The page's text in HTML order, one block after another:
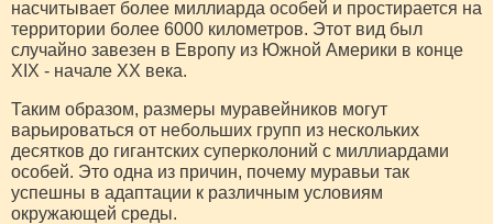
насчитывает более миллиарда особей и простирается на
территории более 6000 километров. Этот вид был
случайно завезен в Европу из Южной Америки в конце
XIX - начале XX века.
Таким образом, размеры муравейников могут
варьироваться от небольших групп из нескольких
десятков до гигантских суперколоний с миллиардами
особей. Это одна из причин, почему муравьи так
успешны в адаптации к различным условиям
окружающей среды.